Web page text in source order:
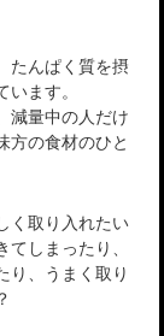
たんぱく質を摂
ます。
減量中の人だけ
方の食材のひと
く取り入れたい
しまったり、
り、うまく取り